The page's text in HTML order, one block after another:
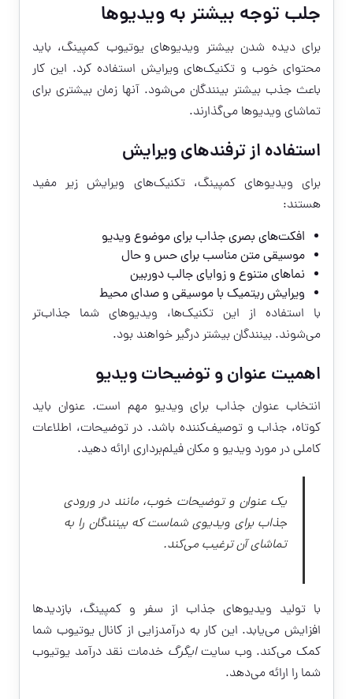
جلب توجه بیشتر به ویدیوها
برای دیده شدن بیشتر ویدیوهای یوتیوب کمپینگ، باید
محتوای خوب و تکنیک‌های ویرایش استفاده کرد. این کار
باعث جذب بیشتر بینندگان می‌شود. آنها زمان بیشتری برای
تماشای ویدیوها می‌گذارند.
استفاده از ترفندهای ویرایش
برای ویدیوهای کمپینگ، تکنیک‌های ویرایش زیر مفید
هستند:
افکت‌های بصری جذاب برای موضوع ویدیو
موسیقی متن مناسب برای حس و حال
نماهای متنوع و زوایای جالب دوربین
ویرایش ریتمیک با موسیقی و صدای محیط
با استفاده از این تکنیک‌ها، ویدیوهای شما جذاب‌تر
می‌شوند. بینندگان بیشتر درگیر خواهند بود.
اهمیت عنوان و توضیحات ویدیو
انتخاب عنوان جذاب برای ویدیو مهم است. عنوان باید
کوتاه، جذاب و توصیف‌کننده باشد. در توضیحات، اطلاعات
کاملی در مورد ویدیو و مکان فیلم‌برداری ارائه دهید.
یک عنوان و توضیحات خوب، مانند در ورودی
جذاب برای ویدیوی شماست که بینندگان را به
تماشای آن ترغیب می‌کند.
با تولید ویدیوهای جذاب از سفر و کمپینگ، بازدیدها
افزایش می‌یابد. این کار به درآمدزایی از کانال یوتیوب شما
کمک می‌کند. وب سایتایگرگ خدمات نقد درآمد یوتیوب
شما را ارائه می‌دهد.